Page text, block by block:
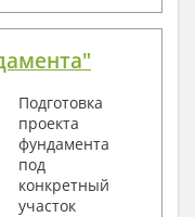
Подготовка
проекта
фундамента
под
конкретный
участок